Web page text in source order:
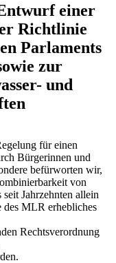
einer
Richtlinie
Parlaments
zur
und
für einen
Bürgerinnen und
befürworten wir,
von
Jahrzehnten allein
des MLR erhebliches
Rechtsverordnung